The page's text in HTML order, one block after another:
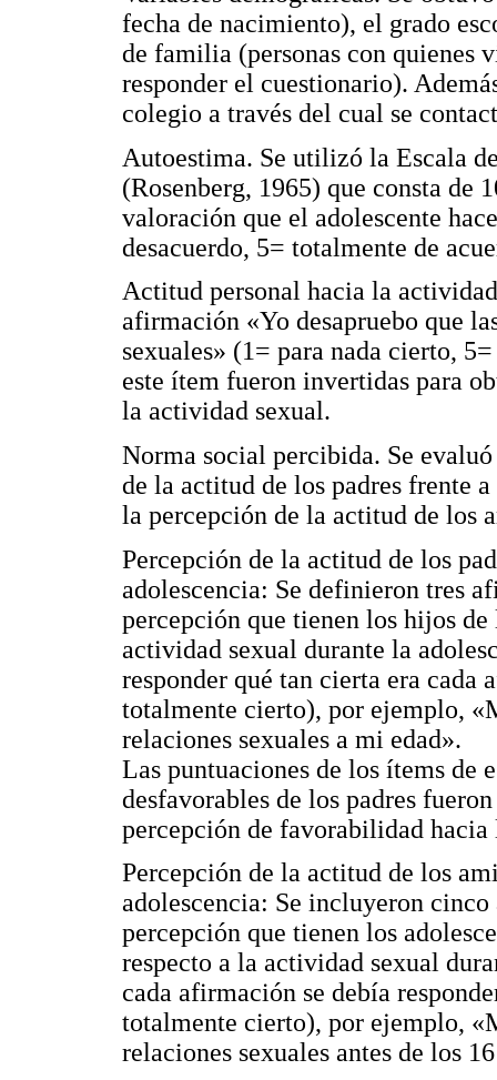
fecha de nacimiento), el grado
de familia (personas con quienes
responder el cuestionario).
colegio a través del cual se
Autoestima. Se utilizó la Escala
(Rosenberg, 1965) que consta de
valoración que el adolescente
desacuerdo, 5= totalmente de
Actitud personal hacia la
afirmación «Yo desapruebo que
sexuales» (1= para nada cierto,
este ítem fueron invertidas para
la actividad sexual.
Norma social percibida. Se
de la actitud de los padres frente
la percepción de la actitud de los
Percepción de la actitud de los
adolescencia: Se definieron tres
percepción que tienen los hijos
actividad sexual durante la
responder qué tan cierta era
totalmente cierto), por ejemplo,
relaciones sexuales a mi edad».
Las puntuaciones de los ítems de
desfavorables de los padres
percepción de favorabilidad
Percepción de la actitud de los
adolescencia: Se incluyeron
percepción que tienen los
respecto a la actividad sexual
cada afirmación se debía
totalmente cierto), por ejemplo,
relaciones sexuales antes de los